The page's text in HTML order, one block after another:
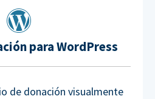
para WordPress
de donación visualmente